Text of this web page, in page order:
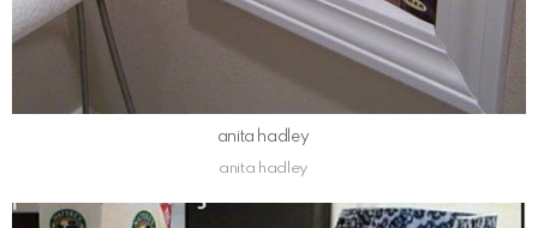
anita hadley
anita hadley